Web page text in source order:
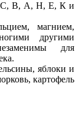
С, В, А, Н, Е, К и
магнием,
другими
для
яблоки и
картофель